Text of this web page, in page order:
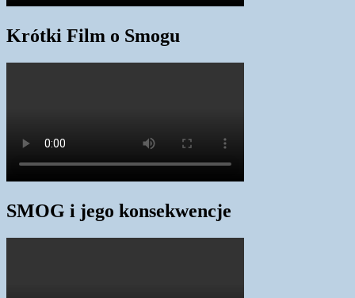
Krótki Film o Smogu
SMOG i jego konsekwencje